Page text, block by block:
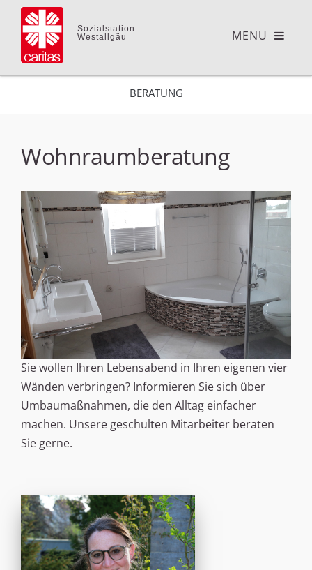
Sozialstation
Westallgäu
BERATUNG
Wohnraumberatung
Sie wollen Ihren Lebensabend in Ihren eigenen vier
Wänden verbringen? Informieren Sie sich über
Umbaumaßnahmen, die den Alltag einfacher
machen. Unsere geschulten Mitarbeiter beraten
Sie gerne.